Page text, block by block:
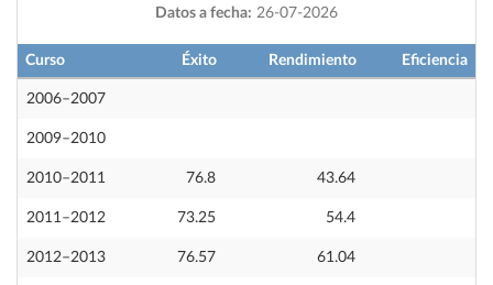
Datos a fecha: 26-07-2026
Curso Éxito Rendimiento Eficiencia
2006–2007
2009–2010
2010–2011 76.8 43.64
2011–2012 73.25 54.4
2012–2013 76.57 61.04